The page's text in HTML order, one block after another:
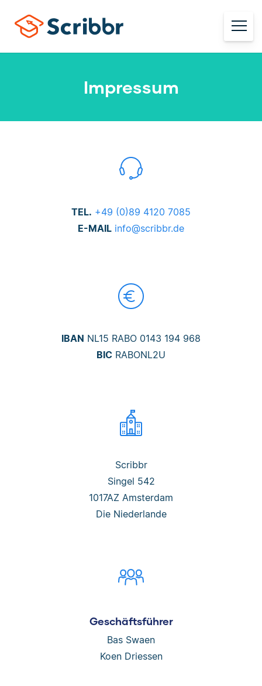
Impressum
TEL. +49 (0)89 4120 7085
E-MAIL info@scribbr.de
IBAN NL15 RABO 0143 194 968
BIC RABONL2U
Scribbr
Singel 542
1017AZ Amsterdam
Die Niederlande
Geschäftsführer
Bas Swaen
Koen Driessen